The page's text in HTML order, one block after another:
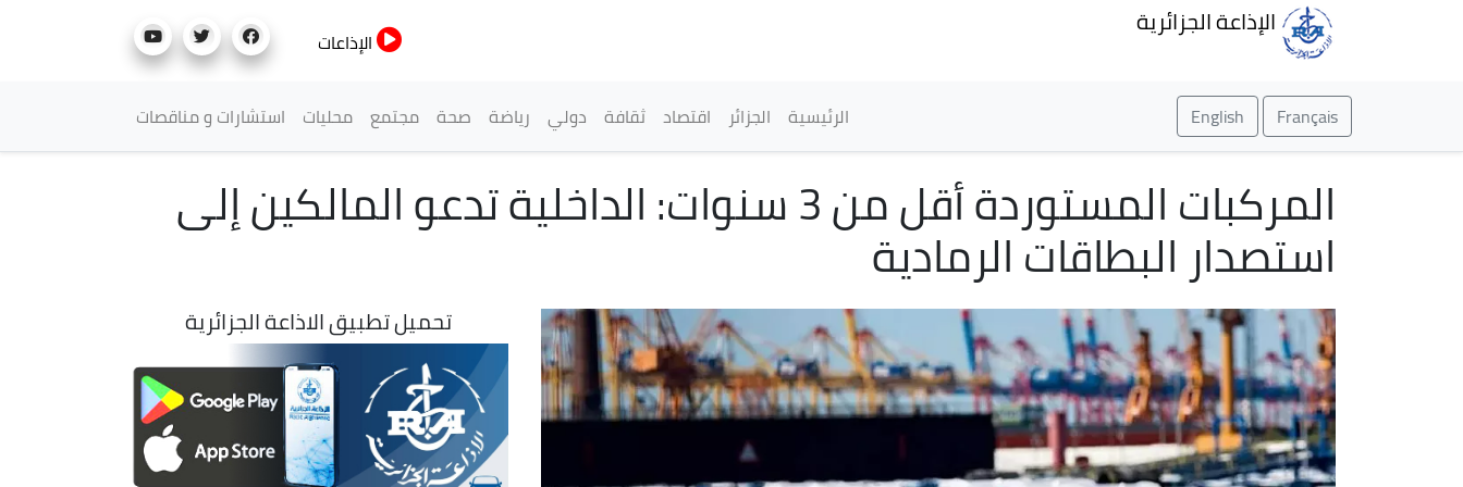
الإذاعة الجزائرية
الإذاعات
Français
English القائمة الرئيسية
الرئيسية الجزائر اقتصاد ثقافة دولي رياضة صحة مجتمع محليات استشارات و مناقصات
المركبات المستوردة أقل من 3 سنوات: الداخلية تدعو المالكين إلى
استصدار البطاقات الرمادية
تحميل تطبيق الاذاعة الجزائرية